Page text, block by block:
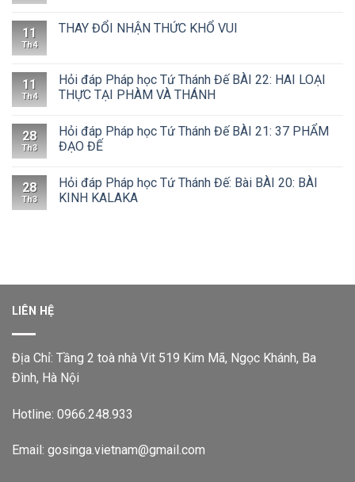
11
Th4
THAY ĐỔI NHẬN THỨC KHỔ VUI
11
Th4
Hỏi đáp Pháp học Tứ Thánh Đế BÀI 22: HAI LOẠI
THỰC TẠI PHÀM VÀ THÁNH
28
Th3
Hỏi đáp Pháp học Tứ Thánh Đế BÀI 21: 37 PHẨM
ĐẠO ĐẾ
28
Th3
Hỏi đáp Pháp học Tứ Thánh Đế: Bài BÀI 20: BÀI
KINH KALAKA
LIÊN HỆ
Địa Chỉ: Tầng 2 toà nhà Vit 519 Kim Mã, Ngọc Khánh, Ba
Đình, Hà Nội
Hotline: 0966.248.933
Email: gosinga.vietnam@gmail.com